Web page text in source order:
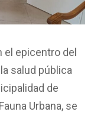
el epicentro del
salud pública
de
Urbana, se